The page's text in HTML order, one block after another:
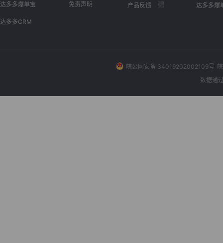
达多多爆单宝
达多多CRM
免责声明 产品反馈 达多多爆
皖公网安备 34019202002109号
数据通